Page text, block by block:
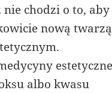
chodzi o to, aby
nową
albo kwasu